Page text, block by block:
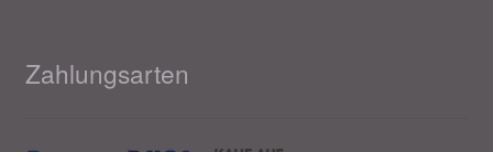
Zahlungsarten